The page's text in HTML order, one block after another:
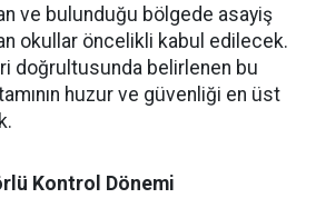
ve bulunduğu bölgede asayiş
okullar öncelikli kabul edilecek.
doğrultusunda belirlenen bu
huzur ve güvenliği en üst
Kontrol Dönemi